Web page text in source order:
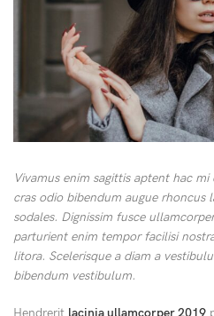
Vivamus enim sagittis aptent hac
cras odio bibendum augue rhoncus
sodales. Dignissim fusce
parturient enim tempor facilisi
litora. Scelerisque a diam a
bibendum vestibulum.
Hendrerit lacinia ullamcorper 2019